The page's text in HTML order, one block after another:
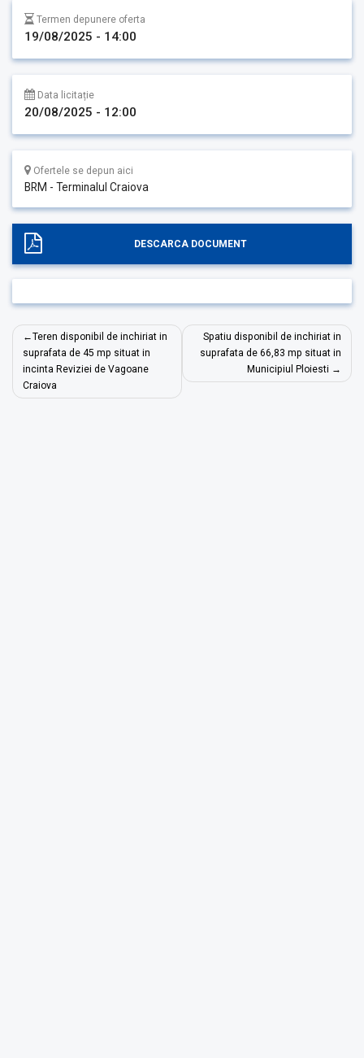
Termen depunere oferta
19/08/2025 - 14:00
Data licitație
20/08/2025 - 12:00
Ofertele se depun aici
BRM - Terminalul Craiova
DESCARCA DOCUMENT
Navigare
în
articole
Teren disponibil de inchiriat in
suprafata de 45 mp situat in
incinta Reviziei de Vagoane
Craiova
Spatiu disponibil de inchiriat in
suprafata de 66,83 mp situat in
Municipiul Ploiesti